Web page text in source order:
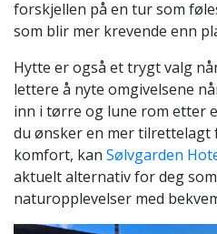
forskjellen på en tur som
som blir mer krevende enn
Hytte er også et trygt valg
lettere å nyte omgivelsene
inn i tørre og lune rom etter
du ønsker en mer tilrettelagt
komfort, kan Sølvgarden
aktuelt alternativ for deg
naturopplevelser med